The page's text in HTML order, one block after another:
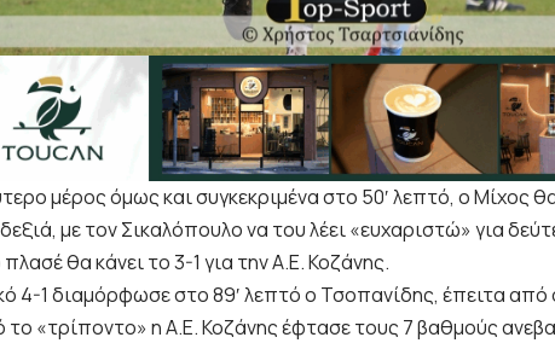
μέρος όμως και συγκεκριμένα στο 50′ λεπτό, ο Μίχος
με τον Σικαλόπουλο να του λέει «ευχαριστώ» για
πλασέ θα κάνει το 3-1 για την Α.Ε. Κοζάνης.
4-1 διαμόρφωσε στο 89′ λεπτό ο Τσοπανίδης, έπειτα από
το «τρίποντο» η Α.Ε. Κοζάνης έφτασε τους 7 βαθμούς